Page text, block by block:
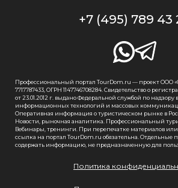
+7 (495) 789 43
Профессиональный портал TourDom.ru — проект ООО
7717787433, ОГРН 1147746708284. Свидетельство о
от 23.01.2012 г. выдано Федеральной службой по надзору
информационных технологий и массовых
Оперативная информация о туристическом рынке в
Новости, рыночная аналитика. Профессиональный
Вебинары, тренинги. При перепечатке материалов
ссылка на портал TourDom.ru обязательна. Отдельные
содержать информацию, не предназначенную для
Политика